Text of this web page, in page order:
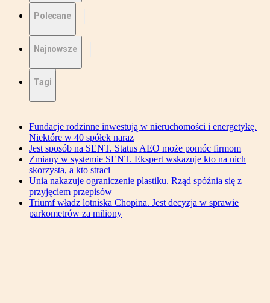
Polecane
Najnowsze
Tagi
Fundacje rodzinne inwestują w nieruchomości i energetykę.
Niektóre w 40 spółek naraz
Jest sposób na SENT. Status AEO może pomóc firmom
Zmiany w systemie SENT. Ekspert wskazuje kto na nich
skorzysta, a kto straci
Unia nakazuje ograniczenie plastiku. Rząd spóźnia się z
przyjęciem przepisów
Triumf władz lotniska Chopina. Jest decyzja w sprawie
parkometrów za miliony